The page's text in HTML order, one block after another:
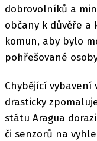
dobrovolníků a
občany k důvěře a
komun, aby bylo
pohřešované
Chybějící vybavení
drasticky
státu Aragua
či senzorů na